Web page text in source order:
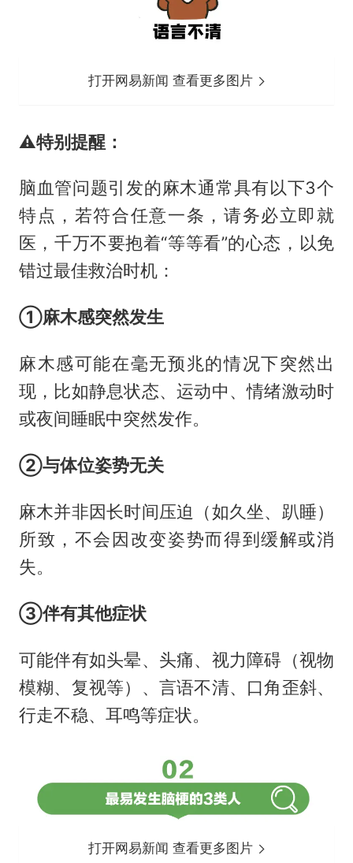
打开网易新闻 查看更多图片
⚠️特别提醒：
脑血管问题引发的麻木通常具有以下3个
特点，若符合任意一条，请务必立即就
医，千万不要抱着“等等看”的心态，以免
错过最佳救治时机：
①麻木感突然发生
麻木感可能在毫无预兆的情况下突然出
现，比如静息状态、运动中、情绪激动时
或夜间睡眠中突然发作。
②与体位姿势无关
麻木并非因长时间压迫（如久坐、趴睡）
所致，不会因改变姿势而得到缓解或消
失。
③伴有其他症状
可能伴有如头晕、头痛、视力障碍（视物
模糊、复视等）、言语不清、口角歪斜、
行走不稳、耳鸣等症状。
打开网易新闻 查看更多图片